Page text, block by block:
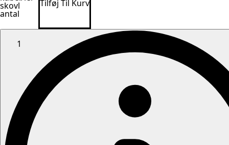
skovl
antal
Tilføj Til Kurv